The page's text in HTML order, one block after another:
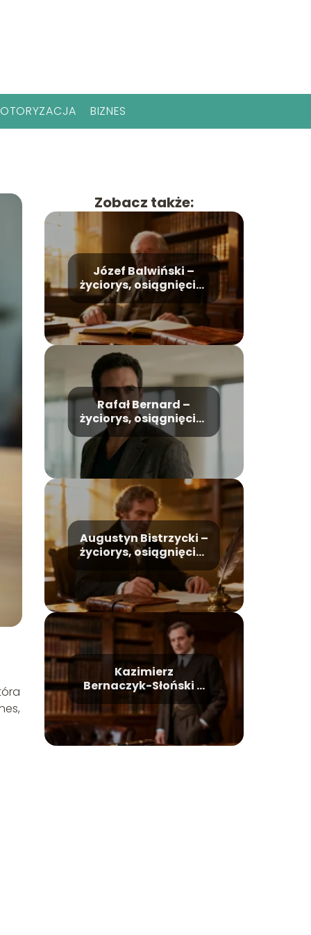
BIZNES
Zobacz także:
Józef Balwiński –
życiorys, osiągnięcia,
życie prywatne
Rafał Bernard –
życiorys, osiągnięcia,
życie prywatne
Augustyn Bistrzycki –
życiorys, osiągnięcia,
życie prywatne
Kazimierz
Bernaczyk-Słoński –
życiorys, kariera,
osiągnięcia